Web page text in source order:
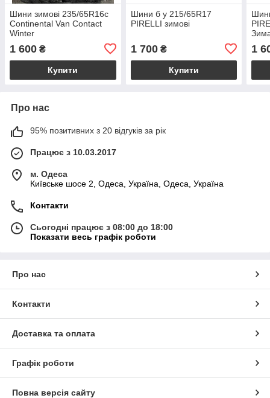
Шини зимові 235/65R16c
Continental Van Contact
Winter
1 600 ₴
Купити
Шини б у 215/65R17
PIRELLI зимові
1 700₴
Купити
1
Про нас
95% позитивних з 20 відгуків за рік
Працює з 10.03.2017
м. Одеса
Київське шосе 2, Одеса, Україна, Одеса, Україна
Контакти
Сьогодні працює з 08:00 до 18:00
Показати весь графік роботи
Про нас
Контакти
Доставка та оплата
Графік роботи
Повна версія сайту